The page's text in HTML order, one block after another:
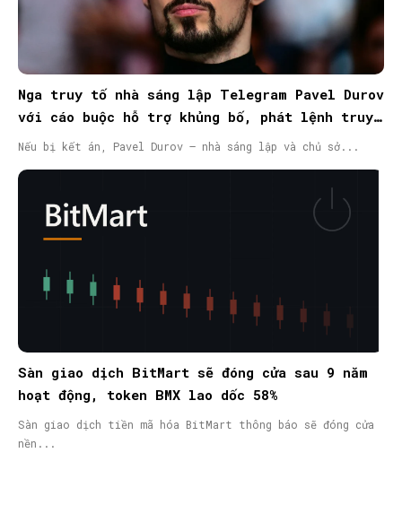
Nga truy tố nhà sáng lập Telegram Pavel Durov
với cáo buộc hỗ trợ khủng bố, phát lệnh truy
nã quốc tế
Nếu bị kết án, Pavel Durov – nhà sáng lập và chủ sở...
Sàn giao dịch BitMart sẽ đóng cửa sau 9 năm
hoạt động, token BMX lao dốc 58%
Sàn giao dịch tiền mã hóa BitMart thông báo sẽ đóng cửa
nền...